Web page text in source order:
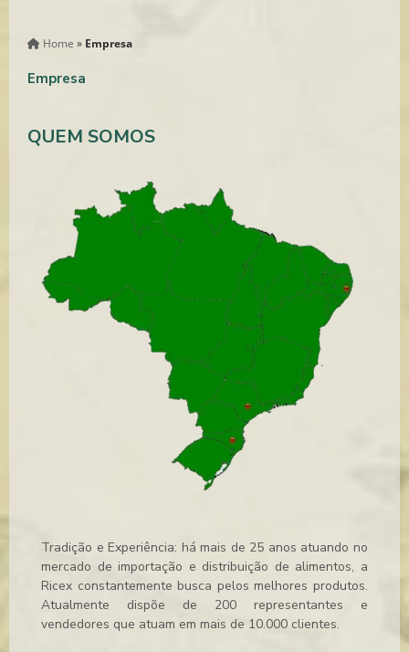
Home » Empresa
Empresa
QUEM SOMOS
Tradição e Experiência: há mais de 25 anos atuando no
mercado de importação e distribuição de alimentos, a
Ricex constantemente busca pelos melhores produtos.
Atualmente dispõe de 200 representantes e
vendedores que atuam em mais de 10.000 clientes.